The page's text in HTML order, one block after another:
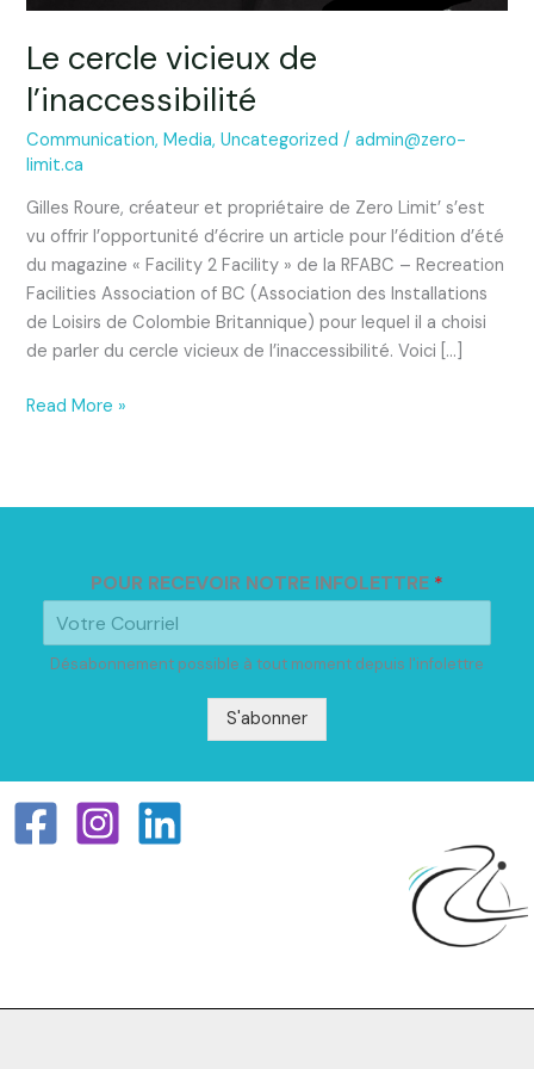
Le cercle vicieux de
l’inaccessibilité
Communication,Media,Uncategorized /admin@zero-
limit.ca
Gilles Roure, créateur et propriétaire de Zero Limit’ s’est
vu offrir l’opportunité d’écrire un article pour l’édition d’été
du magazine « Facility 2 Facility » de la RFABC – Recreation
Facilities Association of BC (Association des Installations
de Loisirs de Colombie Britannique) pour lequel il a choisi
de parler du cercle vicieux de l’inaccessibilité. Voici […]
Read More »
POUR RECEVOIR NOTRE INFOLETTRE *
Désabonnement possible à tout moment depuis l'infolettre
S'abonner